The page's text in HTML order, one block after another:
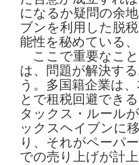
になるか疑問の余
ブンを利用した脱
能性を秘めている、
ここで重要なこ
は、問題が解決す
う。多国籍企業は
とで租税回避でき
タックス・ルール
ックスヘイブンに
り、それがペーパ
での売り上げが計